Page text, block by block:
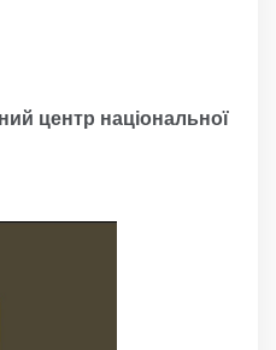
центр національної